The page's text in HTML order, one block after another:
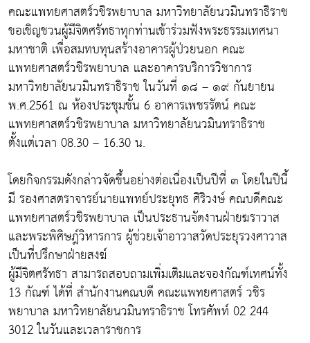
คณะแพทยศาสตร์วชิรพยาบาล มหาวิทยาลัยนวมินทราธิราช
ขอเชิญชวนผู้มีจิตศรัทธาทุกท่านเข้าร่วมฟังพระธรรมเทศนา
มหาชาติ เพื่อสมทบทุนสร้างอาคารผู้ป่วยนอก คณะ
แพทยศาสตร์วชิรพยาบาล และอาคารบริการวิชาการ
มหาวิทยาลัยนวมินทราธิราช ในวันที่ ๑๘ – ๑๙ กันยายน
พ.ศ.2561 ณ ห้องประชุมชั้น 6 อาคารเพชรรัตน์ คณะ
แพทยศาสตร์วชิรพยาบาล มหาวิทยาลัยนวมินทราธิราช
ตั้งแต่เวลา 08.30 – 16.30 น.
โดยกิจกรรมดังกล่าวจัดขึ้นอย่างต่อเนื่องเป็นปีที่ ๓ โดยในปีนี้
มี รองศาสตราจารย์นายแพทย์ประยุทธ ศิริวงษ์ คณบดีคณะ
แพทยศาสตร์วชิรพยาบาล เป็นประธานจัดงานฝ่ายฆราวาส
และพระพิศิษฎ์วิหารการ ผู้ช่วยเจ้าอาวาสวัดประยุรวงศาวาส
เป็นที่ปรึกษาฝ่ายสงฆ์
ผู้มีจิตศรัทธา สามารถสอบถามเพิ่มเติมและจองกัณฑ์เทศน์ทั้ง
13 กัณฑ์ ได้ที่ สำนักงานคณบดี คณะแพทยศาสตร์ วชิร
พยาบาล มหาวิทยาลัยนวมินทราธิราช โทรศัพท์ 02 244
3012 ในวันและเวลาราชการ